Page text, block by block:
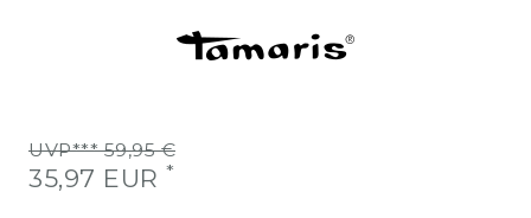
UVP*** 59,95 €
35,97 EUR *